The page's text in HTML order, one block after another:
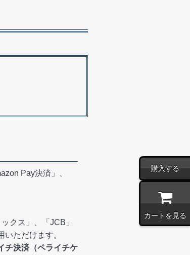
購入する
カートを見る
Pay決済」、
クス」、「JCB」
ただけます。
チ決済（ペライチケ